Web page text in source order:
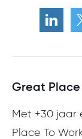
Great Place
Met +30 jaar
Place To